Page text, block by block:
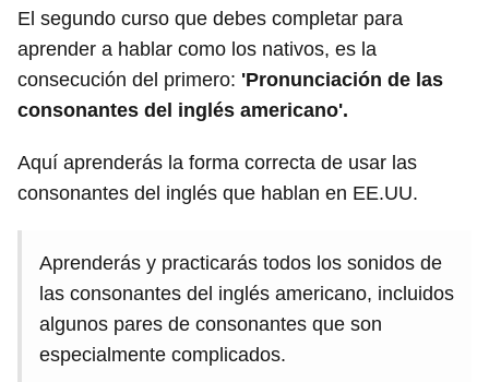
El segundo curso que debes completar para
aprender a hablar como los nativos, es la
consecución del primero: 'Pronunciación de las
consonantes del inglés americano'.
Aquí aprenderás la forma correcta de usar las
consonantes del inglés que hablan en EE.UU.
Aprenderás y practicarás todos los sonidos de
las consonantes del inglés americano, incluidos
algunos pares de consonantes que son
especialmente complicados.